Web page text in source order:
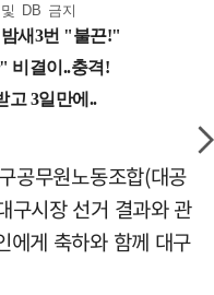
DB 금지
공무원노동조합(대공
구시장 선거 결과와 관
에게 축하와 함께 대구